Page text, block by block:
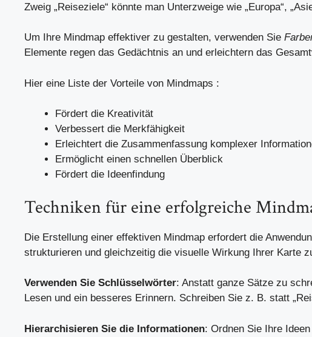
Zweig „Reiseziele“ könnte man Unterzweige wie „Europa“,
Um Ihre Mindmap effektiver zu gestalten, verwenden Sie
Elemente regen das Gedächtnis an und erleichtern das
Hier eine Liste der Vorteile von Mindmaps :
Fördert die Kreativität
Verbessert die Merkfähigkeit
Erleichtert die Zusammenfassung komplexer
Ermöglicht einen schnellen Überblick
Fördert die Ideenfindung
Techniken für eine erfolgreiche
Die Erstellung einer effektiven Mindmap erfordert die
strukturieren und gleichzeitig die visuelle Wirkung Ihrer Karte
Verwenden Sie Schlüsselwörter: Anstatt ganze Sätze zu
Lesen und ein besseres Erinnern. Schreiben Sie z. B. statt
Hierarchisieren Sie die Informationen: Ordnen Sie Ihre